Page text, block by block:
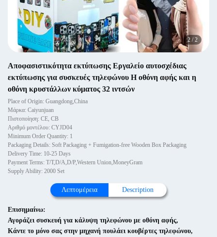
2 /2
Αποφασιστικότητα εκτύπωσης Εργαλείο αυτοσχέδιας
εκτύπωσης για συσκευές τηλεφώνου Η οθόνη αφής και η
οθόνη κρυστάλλων κύματος 32 ιντσών
Place of Origin: Guangdong,China
Μάρκα: Caiyunjuan
Πιστοποίηση: CE, CB
Αριθμό μοντέλου: CYJD04
Minimum Order Quantity: 1
Packaging Details: Soft Packaging + Fumigation-free Wooden Box Packaging
Delivery Time: 10-25 Days
Payment Terms: T/T,D/A,D/P,Western Union,MoneyGram
Supply Ability: 2000 Set
Λεπτομέρεια Description
Επισημαίνω:
Αγοράζει συσκευή για κάλυψη τηλεφώνου με οθόνη αφής,
Κάντε το μόνο σας στην μηχανή πουλάει κουβέρτες τηλεφώνου,